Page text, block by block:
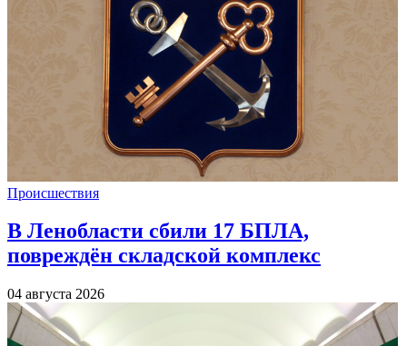
Происшествия
В Ленобласти сбили 17 БПЛА,
повреждён складской комплекс
04 августа 2026